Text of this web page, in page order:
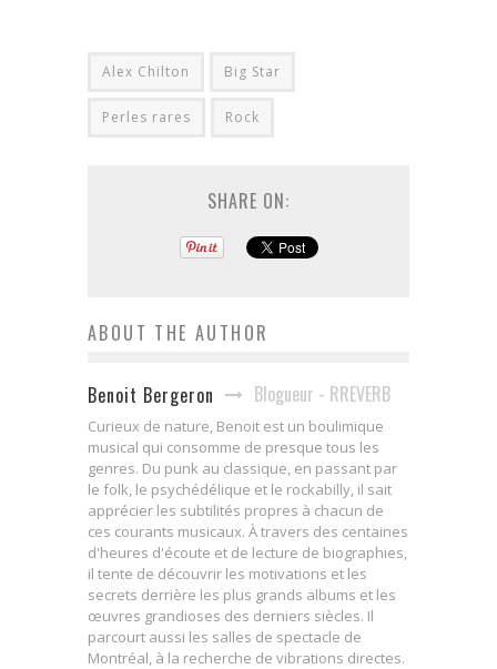
Alex Chilton Big Star
Perles rares Rock
SHARE ON:
ABOUT THE AUTHOR
Benoit Bergeron Blogueur - RREVERB
Curieux de nature, Benoit est un boulimique
musical qui consomme de presque tous les
genres. Du punk au classique, en passant par
le folk, le psychédélique et le rockabilly, il sait
apprécier les subtilités propres à chacun de
ces courants musicaux. À travers des centaines
d'heures d'écoute et de lecture de biographies,
il tente de découvrir les motivations et les
secrets derrière les plus grands albums et les
œuvres grandioses des derniers siècles. Il
parcourt aussi les salles de spectacle de
Montréal, à la recherche de vibrations directes.